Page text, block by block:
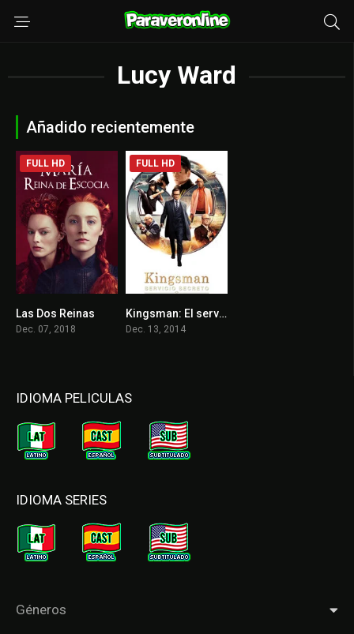
Lucy Ward
Añadido recientemente
FULL HD
Las Dos Reinas
Dec. 07, 2018
7.7
FULL HD
Kingsman: El servicio secreto
Dec. 13, 2014
IDIOMA PELICULAS
IDIOMA SERIES
Géneros